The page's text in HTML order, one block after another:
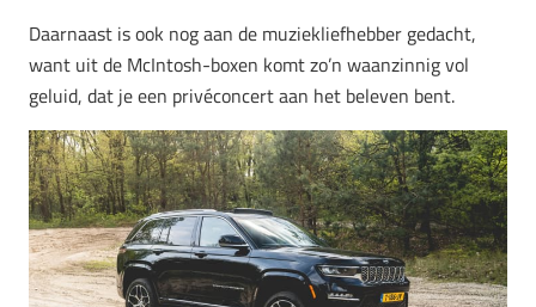
Daarnaast is ook nog aan de muziekliefhebber gedacht,
want uit de McIntosh-boxen komt zo’n waanzinnig vol
geluid, dat je een privéconcert aan het beleven bent.